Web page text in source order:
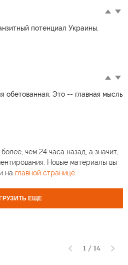
потенциал Украины.
обетованная. Это -- главная мысль
чем 24 часа назад, а значит,
Новые материалы вы
на главной странице.
ЕЩЕ
1 / 14